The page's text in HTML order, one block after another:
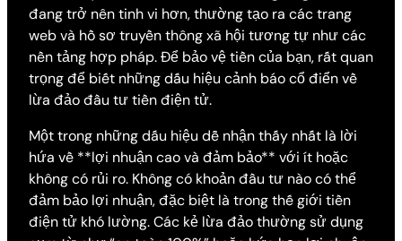
đang trở nên tinh vi hơn, thường tạo ra các trang
web và hồ sơ truyền thông xã hội tương tự như các
nền tảng hợp pháp. Để bảo vệ tiền của bạn, rất quan
trọng để biết những dấu hiệu cảnh báo cổ điển về
lừa đảo đầu tư tiền điện tử.
Một trong những dấu hiệu dễ nhận thấy nhất là lời
hứa về **lợi nhuận cao và đảm bảo** với ít hoặc
không có rủi ro. Không có khoản đầu tư nào có thể
đảm bảo lợi nhuận, đặc biệt là trong thế giới tiền
điện tử khó lường. Các kẻ lừa đảo thường sử dụng